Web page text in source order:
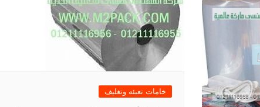
خامات تعبئه وتغليف